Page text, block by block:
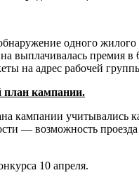
одного жилого
выплачивалась премия
на адрес рабочей
план кампании.
кампании учитывались
— возможность
10 апреля.